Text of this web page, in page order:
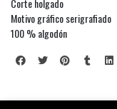
Corte holgado
Motivo gráfico serigrafiado
100 % algodón